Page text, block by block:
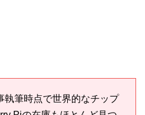
執筆時点で世界的なチップ